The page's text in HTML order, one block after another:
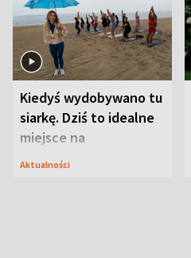
Kiedyś wydobywano tu
siarkę. Dziś to idealne
miejsce na
wypoczynek
Aktualności